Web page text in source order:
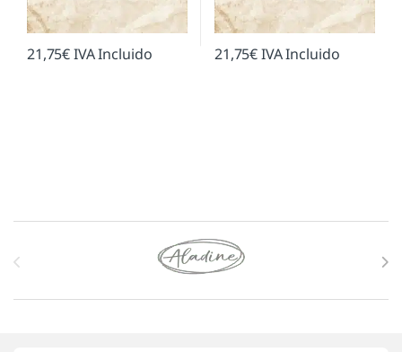
21,75€IVA Incluido 21,75€IVA Incluido
Marcas De Carrusel